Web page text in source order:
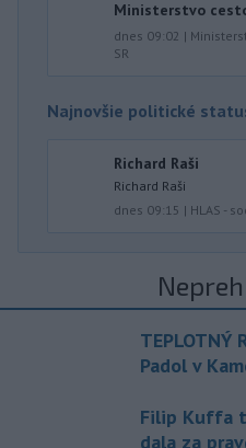
Ministerstvo
dnes 09:02 |
SR
Najnovšie politické
Richard Raši
Richard Raši
dnes 09:15 | HLAS -
TEPLOTNÝ
Padol v
Filip Kuffa
dala za